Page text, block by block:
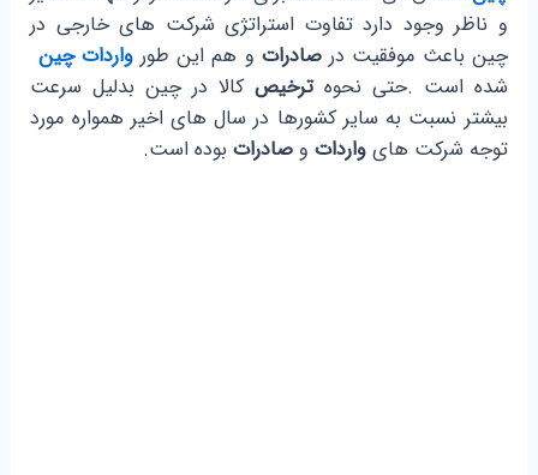
و ناظر وجود دارد تفاوت استراتژی شرکت های خارجی در
چین باعث موفقیت درصادرات و هم این طورواردات چین
شده است .حتی نحوهترخیص کالا در چین بدلیل سرعت
بیشتر نسبت به سایر کشورها در سال های اخیر همواره مورد
توجه شرکت هایواردات وصادرات بوده است.